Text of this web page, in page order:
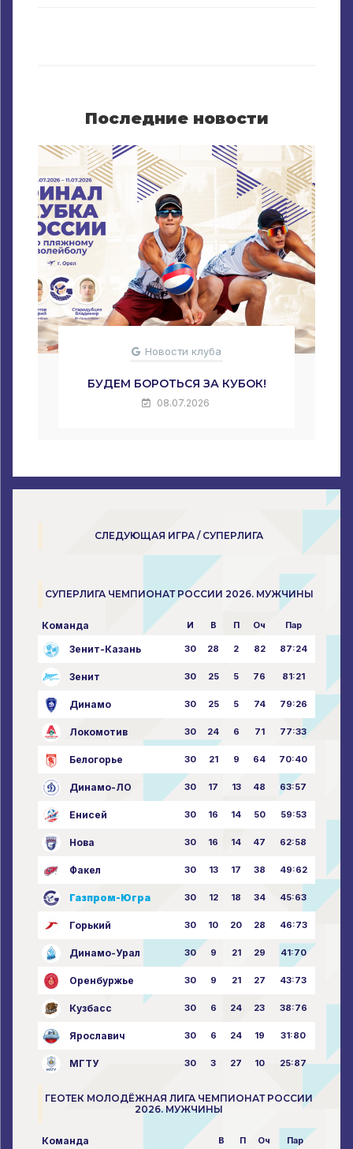
Последние новости
Новости клуба
БУДЕМ БОРОТЬСЯ ЗА КУБОК!
08.07.2026
СЛЕДУЮЩАЯ ИГРА / СУПЕРЛИГА
СУПЕРЛИГА ЧЕМПИОНАТ РОССИИ 2026. МУЖЧИНЫ
Команда И В П Оч Пар
Зенит-Казань 30 28 2 82 87:24
Зенит 30 25 5 76 81:21
Динамо 30 25 5 74 79:26
Локомотив 30 24 6 71 77:33
Белогорье 30 21 9 64 70:40
Динамо-ЛО 30 17 13 48 63:57
Енисей 30 16 14 50 59:53
Нова 30 16 14 47 62:58
Факел 30 13 17 38 49:62
Газпром-Югра 30 12 18 34 45:63
Горький 30 10 20 28 46:73
Динамо-Урал 30 9 21 29 41:70
Оренбуржье 30 9 21 27 43:73
Кузбасс 30 6 24 23 38:76
Ярославич 30 6 24 19 31:80
МГТУ 30 3 27 10 25:87
ГЕОТЕК МОЛОДЁЖНАЯ ЛИГА ЧЕМПИОНАТ РОССИИ
2026. МУЖЧИНЫ
Команда В П Оч Пар